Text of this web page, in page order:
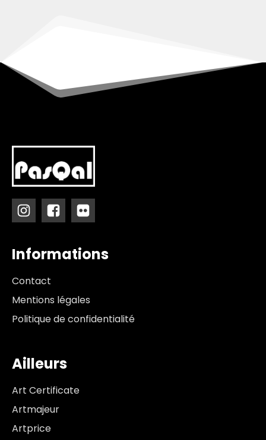
Informations
Contact
Mentions légales
Politique de confidentialité
Ailleurs
Art Certificate
Artmajeur
Artprice